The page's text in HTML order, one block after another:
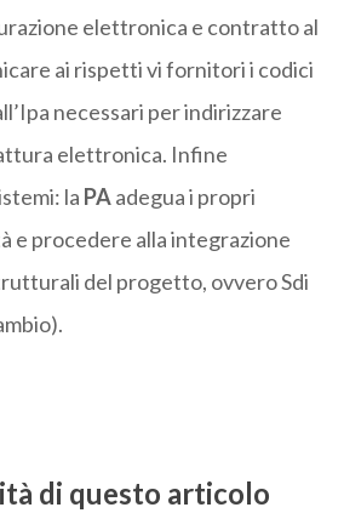
elettronica e contratto al
ai rispetti vi fornitori i codici
necessari per indirizzare
elettronica. Infine
la PAadegua i propri
e procedere alla integrazione
del progetto, ovvero Sdi
di questo articolo